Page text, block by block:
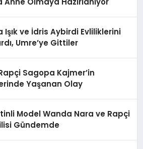
Işık ve İdris Aybirdi Evliliklerini
Umre’ye Gittiler
Sagopa Kajmer’in
Yaşanan Olay
Model Wanda Nara ve Rapçi
Gündemde